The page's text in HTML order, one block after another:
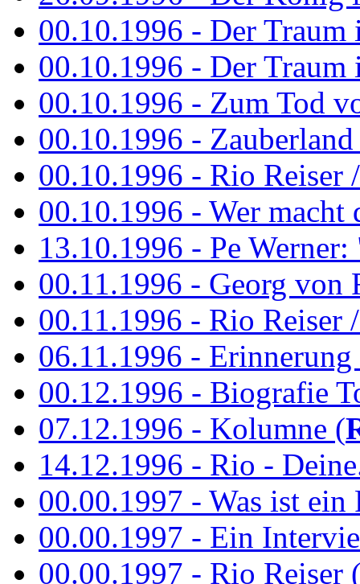
00.10.1996 - Der Traum
00.10.1996 - Der Traum
00.10.1996 - Zum Tod
00.10.1996 -
00.10.1996 - Rio Reiser
00.10.1996 - Wer macht
13.10.1996 - Pe
00.11.1996 - Georg von
00.11.1996 - Rio Reiser
06.11.1996 -
00.12.1996 - Biografie
07.12.1996 - Kolumne (
14.12.1996 - Rio -
00.00.1997 - Was ist ein
00.00.1997 - Ein
00.00.1997 - Rio Reiser